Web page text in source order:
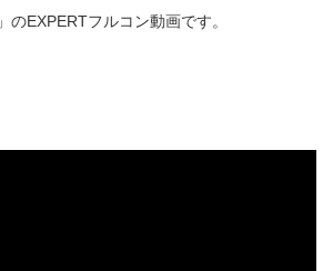
のEXPERTフルコン動画です。